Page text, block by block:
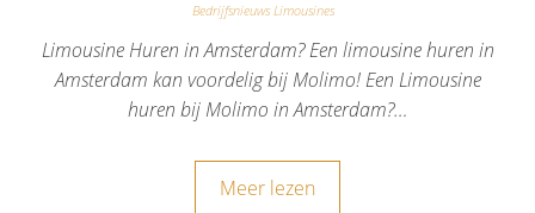
Bedrijfsnieuws Limousines
Limousine Huren in Amsterdam? Een limousine huren in
Amsterdam kan voordelig bij Molimo! Een Limousine
huren bij Molimo in Amsterdam?…
Meer lezen